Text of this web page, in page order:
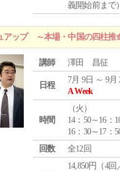
義開始前まで）
アップ ～本場・中国の四柱推
講師 澤田 昌征
日程
7月 9日 ～ 9月
A Week
時間
（火 ）
14：50～16：
16：30～17：
回数
全12回
14,850円（4